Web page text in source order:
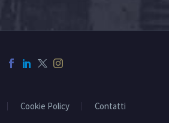
Cookie Policy Contatti